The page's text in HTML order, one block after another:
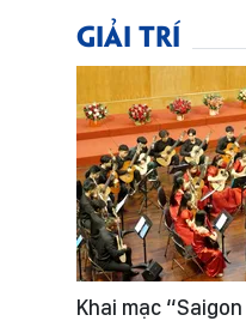
GIẢI TRÍ
Khai mạc